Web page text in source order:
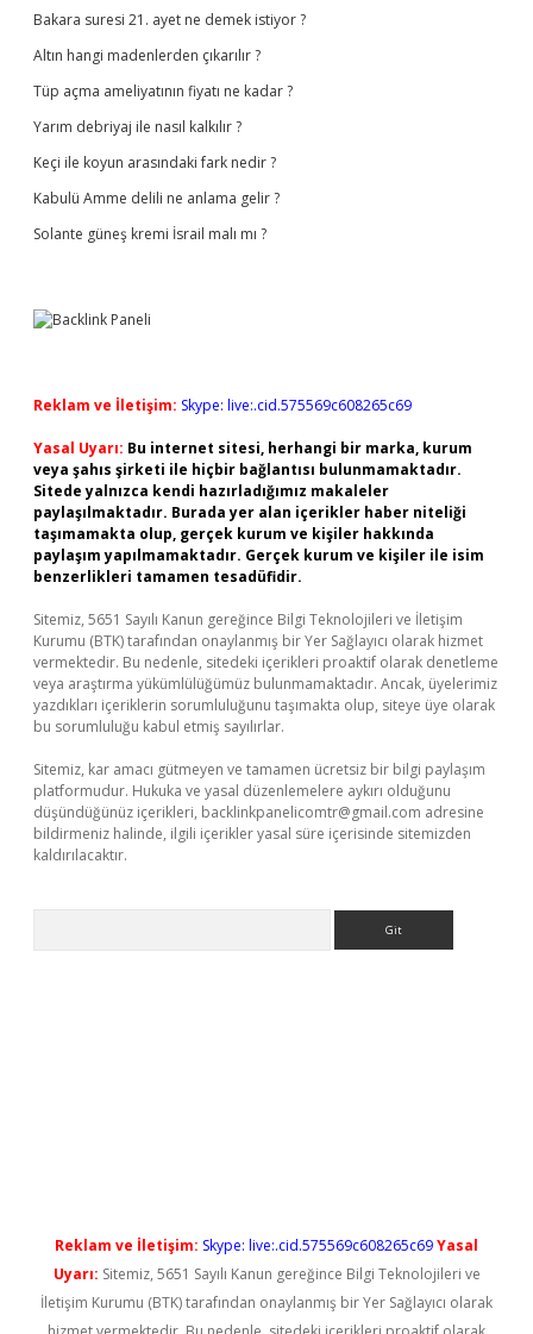
Bakara suresi 21. ayet ne demek istiyor ?
Altın hangi madenlerden çıkarılır ?
Tüp açma ameliyatının fiyatı ne kadar ?
Yarım debriyaj ile nasıl kalkılır ?
Keçi ile koyun arasındaki fark nedir ?
Kabulü Amme delili ne anlama gelir ?
Solante güneş kremi İsrail malı mı ?
Reklam ve İletişim: Skype: live:.cid.575569c608265c69
Yasal Uyarı: Bu internet sitesi, herhangi bir marka, kurum
veya şahıs şirketi ile hiçbir bağlantısı bulunmamaktadır.
Sitede yalnızca kendi hazırladığımız makaleler
paylaşılmaktadır. Burada yer alan içerikler haber niteliği
taşımamakta olup, gerçek kurum ve kişiler hakkında
paylaşım yapılmamaktadır. Gerçek kurum ve kişiler ile isim
benzerlikleri tamamen tesadüfidir.
Sitemiz, 5651 Sayılı Kanun gereğince Bilgi Teknolojileri ve İletişim
Kurumu (BTK) tarafından onaylanmış bir Yer Sağlayıcı olarak hizmet
vermektedir. Bu nedenle, sitedeki içerikleri proaktif olarak denetleme
veya araştırma yükümlülüğümüz bulunmamaktadır. Ancak, üyelerimiz
yazdıkları içeriklerin sorumluluğunu taşımakta olup, siteye üye olarak
bu sorumluluğu kabul etmiş sayılırlar.
Sitemiz, kar amacı gütmeyen ve tamamen ücretsiz bir bilgi paylaşım
platformudur. Hukuka ve yasal düzenlemelere aykırı olduğunu
düşündüğünüz içerikleri, backlinkpanelicomtr@gmail.com adresine
bildirmeniz halinde, ilgili içerikler yasal süre içerisinde sitemizden
kaldırılacaktır.
Reklam ve İletişim: Skype: live:.cid.575569c608265c69Yasal
Uyarı: Sitemiz, 5651 Sayılı Kanun gereğince Bilgi Teknolojileri ve
İletişim Kurumu (BTK) tarafından onaylanmış bir Yer Sağlayıcı olarak